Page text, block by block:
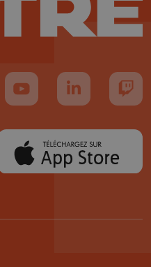
nous sur TikTok
Suivez-nous sur YouTube
Suivez-nous